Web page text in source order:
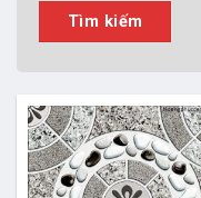
Tìm kiếm